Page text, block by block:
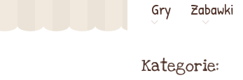
Gry
Zabawki
Kategorie: